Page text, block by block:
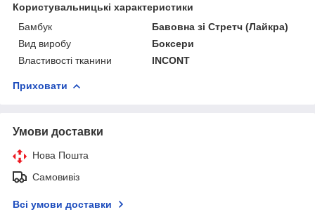
Користувальницькі характеристики
Бамбук
Бавовна зі Стретч (Лайкра)
Вид виробу
Боксери
Властивості тканини
INCONT
Приховати
Умови доставки
Нова Пошта
Самовивіз
Всі умови доставки